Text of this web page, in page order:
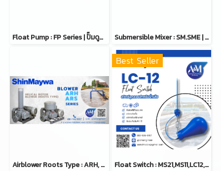
Float Pump : FP Series | ปั๊มดูดสลัดผิวน้ำ Submersible Mixer : SM.SME | เครื่องกวนตะกอนใต้น้ำ
Airblower Roots Type : ARH, ARS Series | เครื่องเติมอากาศ
Best Seller
Float Switch : MS21,MS11,LC12,FV11 | สวิสต์ลูกลอย